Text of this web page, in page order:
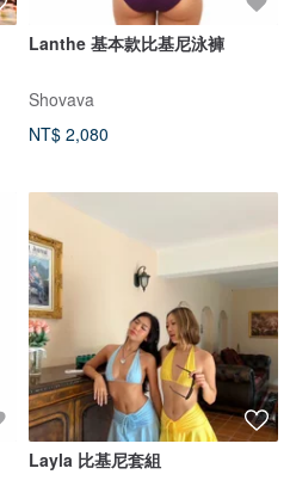
Lanthe 基本款比基尼泳褲
Shovava
NT$ 2,080
Layla 比基尼套組